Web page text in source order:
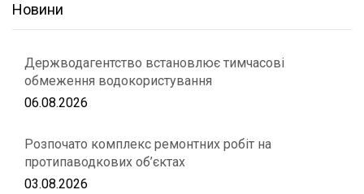
Новини
Держводагентство встановлює тимчасові
обмеження водокористування
06.08.2026
Розпочато комплекс ремонтних робіт на
протипаводкових об’єктах
03.08.2026